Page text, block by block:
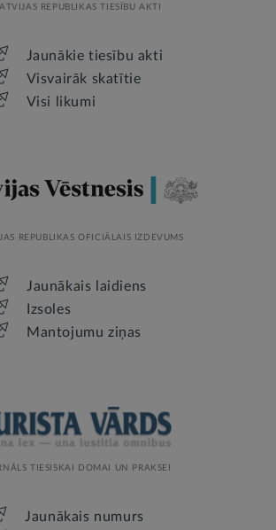
REPUBLIKAS TIESĪBU AKTI
Jaunākie tiesību akti
Visvairāk skatītie
Visi likumi
REPUBLIKAS OFICIĀLAIS IZDEVUMS
Jaunākais laidiens
Izsoles
Mantojumu ziņas
TIESISKAI DOMAI UN PRAKSEI
Jaunākais numurs